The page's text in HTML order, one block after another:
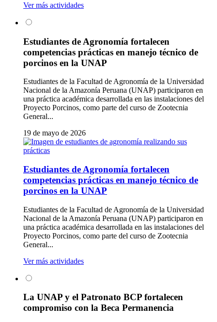
Ver más actividades
Estudiantes de Agronomía fortalecen
competencias prácticas en manejo técnico de
porcinos en la UNAP
Estudiantes de la Facultad de Agronomía de la Universidad
Nacional de la Amazonía Peruana (UNAP) participaron en
una práctica académica desarrollada en las instalaciones del
Proyecto Porcinos, como parte del curso de Zootecnia
General...
19 de mayo de 2026
Estudiantes de Agronomía fortalecen
competencias prácticas en manejo técnico de
porcinos en la UNAP
Estudiantes de la Facultad de Agronomía de la Universidad
Nacional de la Amazonía Peruana (UNAP) participaron en
una práctica académica desarrollada en las instalaciones del
Proyecto Porcinos, como parte del curso de Zootecnia
General...
Ver más actividades
La UNAP y el Patronato BCP fortalecen
compromiso con la Beca Permanencia